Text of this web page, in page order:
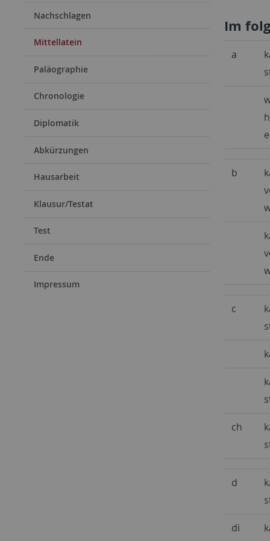
Nachschlagen
Mittellatein
Paläographie
Chronologie
Diplomatik
Abkürzungen
Hausarbeit
Klausur/Testat
Test
Ende
Impressum
Im
a
b
c
ch
d
di